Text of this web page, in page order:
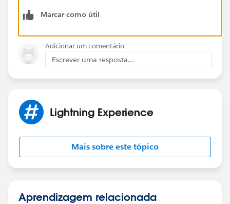
best. Thank you
Marcar como útil
Adicionar um comentário
Escrever uma resposta...
Lightning Experience
Mais sobre este tópico
Aprendizagem relacionada